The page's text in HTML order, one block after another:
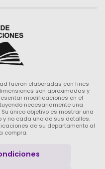
fueron elaboradas con fines
son aproximadas y
modificaciones en el
necesariamente una
único objetivo es mostrar una
no cada uno de sus detalles.
de su departamento al
compra.